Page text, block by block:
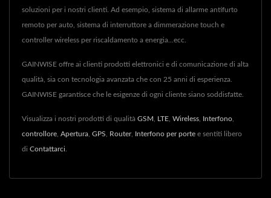
soluzioni per i nostri clienti. Ad esempio, sistema di allarme antifurto
remoto per auto, sistema di interruttore a dimmerazione touch e
controller wireless per riscaldamento a energia...ecc.
GAINWISE offre ai clienti prodotti elettronici e di comunicazione di alta
qualità, sia con tecnologia avanzata che con 25 anni di esperienza.
GAINWISE garantisce che le esigenze di ogni cliente siano soddisfatte.
Visualizza i nostri prodotti di qualità GSM LTE Wireless Interfono
controllore Apertura GPS Router, Interfono per porte e sentiti libero
di Contattarci